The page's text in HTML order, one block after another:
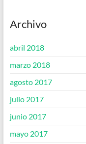
Archivo
abril 2018
marzo 2018
agosto 2017
julio 2017
junio 2017
mayo 2017